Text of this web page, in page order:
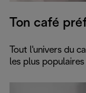
Ton café
Tout l'univers du
les plus